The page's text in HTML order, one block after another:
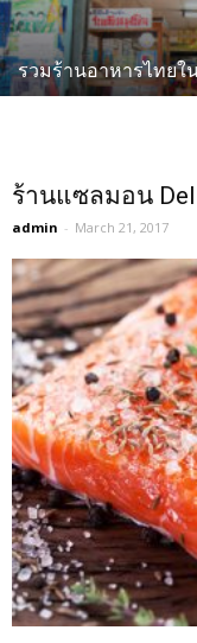
รวมร้านอาหารไทยใ
ร้านแซลมอน
admin - March 21, 2017